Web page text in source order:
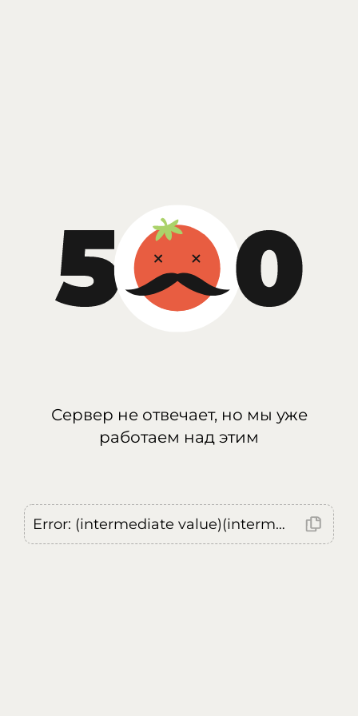
Сервер не отвечает, но мы уже
работаем над этим
Error: (intermediate value)(intermediate value)(intermediate value).replaceAll is not a function